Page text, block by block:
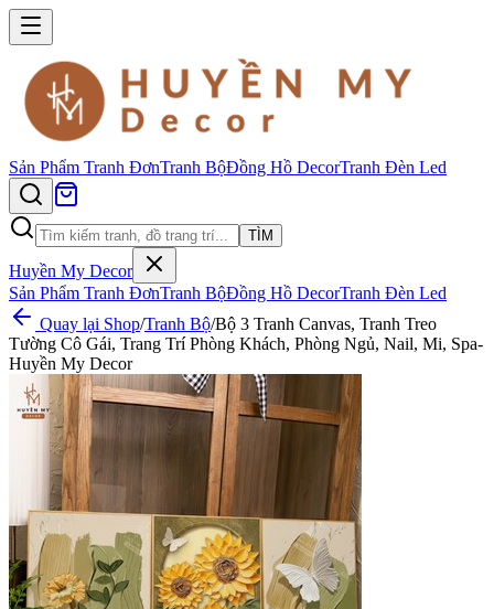
Sản Phẩm Tranh ĐơnTranh BộĐồng Hồ DecorTranh Đèn Led
TÌM
Huyền My Decor
Sản Phẩm Tranh ĐơnTranh BộĐồng Hồ DecorTranh Đèn Led
Quay lại Shop/Tranh Bộ/Bộ 3 Tranh Canvas, Tranh Treo
Tường Cô Gái, Trang Trí Phòng Khách, Phòng Ngủ, Nail, Mi, Spa-
Huyền My Decor